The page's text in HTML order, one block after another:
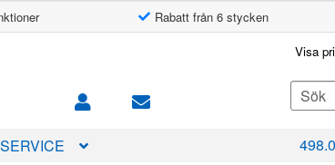
Rabatt från 6 stycken
Visa
Search
for: